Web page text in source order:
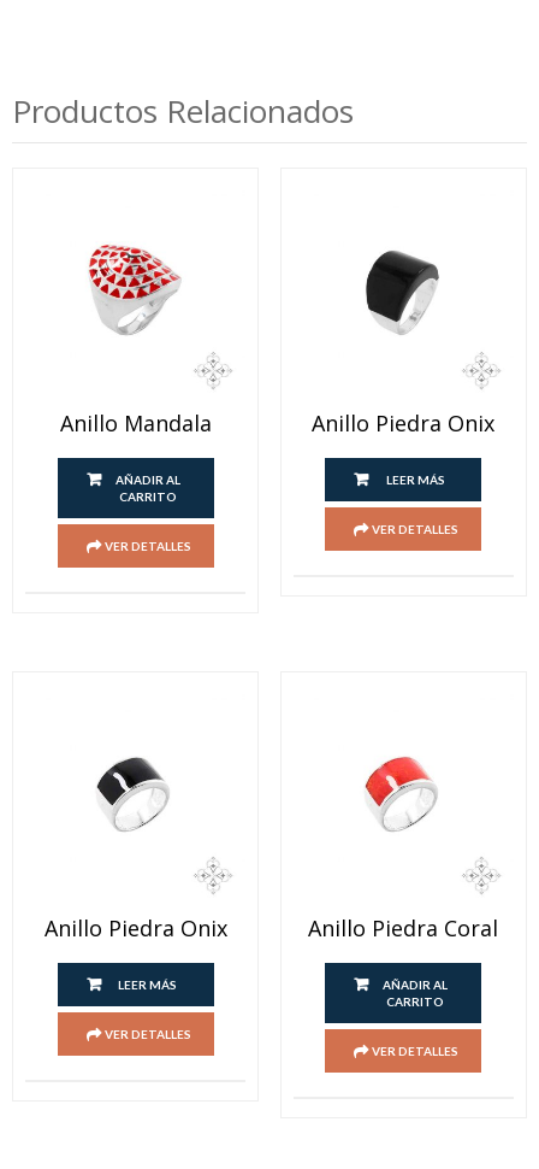
Productos Relacionados
Anillo Mandala
AÑADIR AL
CARRITO
VER DETALLES
Anillo Piedra Onix
LEER MÁS
VER DETALLES
Anillo Piedra Onix
LEER MÁS
VER DETALLES
Anillo Piedra Coral
AÑADIR AL
CARRITO
VER DETALLES